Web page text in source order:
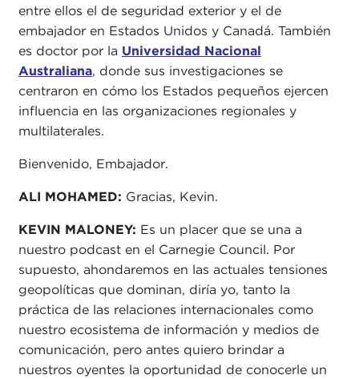
entre ellos el de seguridad exterior y el de
embajador en Estados Unidos y Canadá. También
es doctor por la Universidad Nacional
Australiana, donde sus investigaciones se
centraron en cómo los Estados pequeños ejercen
influencia en las organizaciones regionales y
multilaterales.
Bienvenido, Embajador.
ALI MOHAMED: Gracias, Kevin.
KEVIN MALONEY: Es un placer que se una a
nuestro podcast en el Carnegie Council. Por
supuesto, ahondaremos en las actuales tensiones
geopolíticas que dominan, diría yo, tanto la
práctica de las relaciones internacionales como
nuestro ecosistema de información y medios de
comunicación, pero antes quiero brindar a
nuestros oyentes la oportunidad de conocerle un